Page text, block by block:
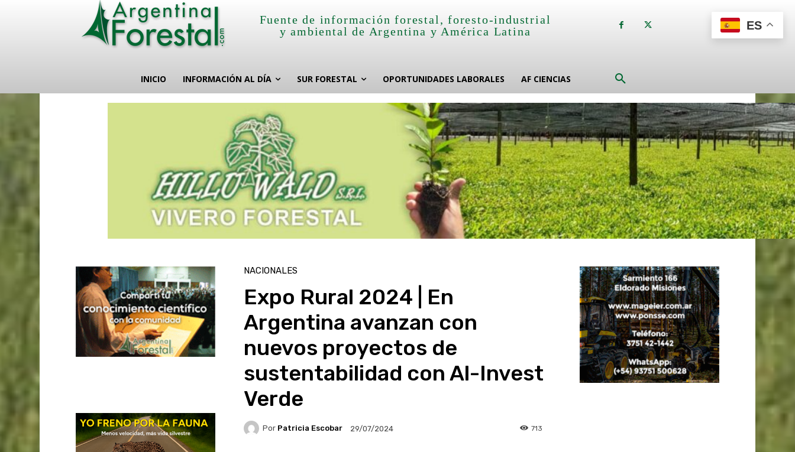
Fuente de información forestal, foresto-industrial
y ambiental de Argentina y América Latina
INICIO INFORMACIÓN AL DÍA SUR FORESTAL OPORTUNIDADES LABORALES AF CIENCIAS
NACIONALES
Expo Rural 2024 | En
Argentina avanzan con
nuevos proyectos de
sustentabilidad con Al-Invest
Verde
Por Patricia Escobar 29/07/2024 713
ES